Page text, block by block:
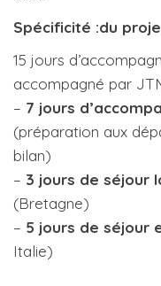
Spécificité :du
15 jours
accompagné par
– 7 jours
(préparation aux
bilan)
– 3 jours de séjour
(Bretagne)
– 5 jours de séjour
Italie)